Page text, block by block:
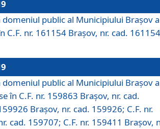
domeniul public al Municipiului Braşov a
C.F. nr. 161154 Brașov, nr. cad.
domeniul public al Municipiului Braşov a
în C.F. nr. 159863 Brașov, nr. cad.
Brașov, nr. cad. 159926; C.F. nr.
cad. 159707; C.F. nr. 159411 Brașov,